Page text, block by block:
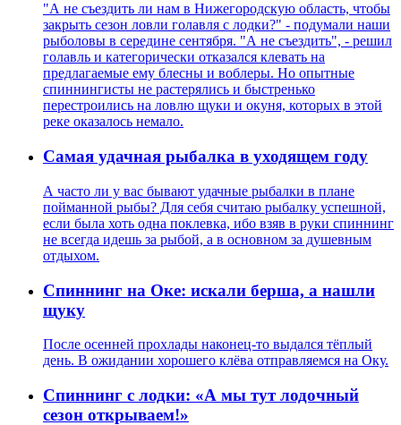
"А не съездить ли нам в Нижегородскую область, чтобы
закрыть сезон ловли голавля с лодки?" - подумали наши
рыболовы в середине сентября. "А не съездить", - решил
голавль и категорически отказался клевать на
предлагаемые ему блесны и воблеры. Но опытные
спиннингисты не растерялись и быстренько
перестроились на ловлю щуки и окуня, которых в этой
реке оказалось немало.
Самая удачная рыбалка в уходящем году
А часто ли у вас бывают удачные рыбалки в плане
пойманной рыбы? Для себя считаю рыбалку успешной,
если была хоть одна поклевка, ибо взяв в руки спиннинг
не всегда идешь за рыбой, а в основном за душевным
отдыхом.
Спиннинг на Оке: искали берша, а нашли
щуку
После осенней прохлады наконец-то выдался тёплый
день. В ожидании хорошего клёва отправляемся на Оку.
Спиннинг с лодки: «А мы тут лодочный
сезон открываем!»